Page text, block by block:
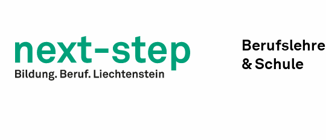
Laufbahn & Weiterbildung
Beratung & Unterstützung
Berufslehre
& Schule